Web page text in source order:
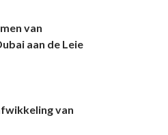
van
aan de Leie
van